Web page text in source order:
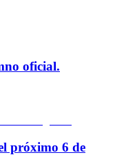
oficial.
próximo 6 de